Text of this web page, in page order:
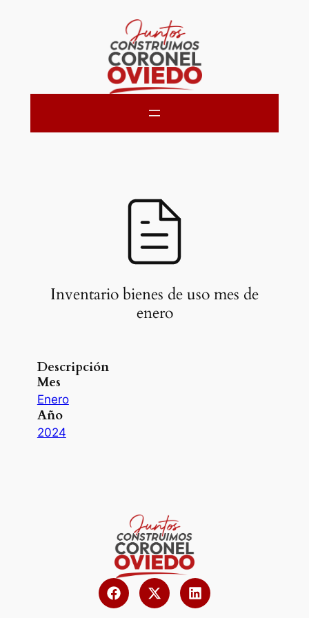
Inventario bienes de uso mes de
enero
Descripción
Mes
Enero
Año
2024